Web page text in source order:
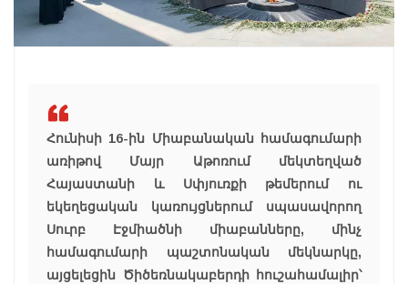
Հունիսի 16-ին Միաբանական համագումարի
առիթով Մայր Աթոռում մեկտեղված
Հայաստանի և Սփյուռքի թեմերում ու
եկեղեցական կառույցներում սպասավորող
Սուրբ Էջմիածնի միաբանները, մինչ
համագումարի պաշտոնական մեկնարկը,
այցելեցին Ծիծեռնակաբերդի հուշահամալիր՝